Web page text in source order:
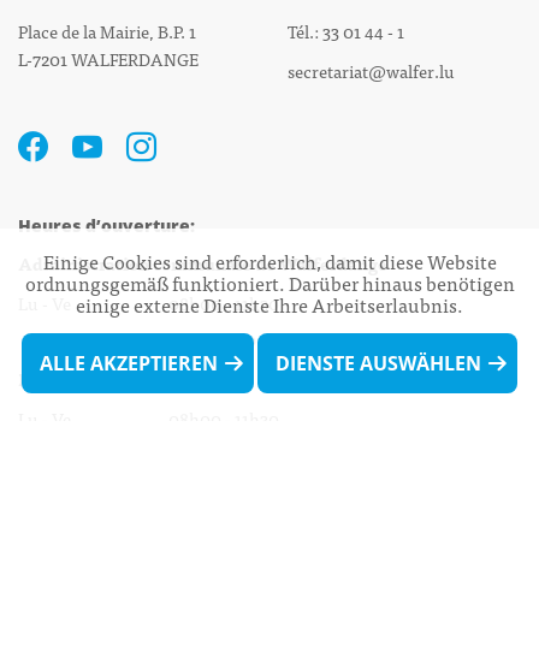
Place de la Mairie, B.P. 1
L-7201 WALFERDANGE
Tél.: 33 01 44 - 1
secretariat@walfer.lu
Heures d’ouverture:
Administration communale de Walferdange
Lu - Ve 08h00 - 11h30
13h30 - 16h00
Biergercenter
Einige Cookies sind erforderlich, damit diese Website
ordnungsgemäß funktioniert. Darüber hinaus benötigen
einige externe Dienste Ihre Arbeitserlaubnis.
ALLE AKZEPTIEREN DIENSTE AUSWÄHLEN